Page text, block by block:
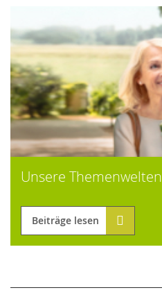
Unsere Themenwelten
Beiträge lesen